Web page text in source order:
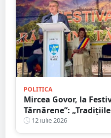
POLITICA
Mircea Govor, la
Tărnărene”:
merită păstrate,
departe”
12 iulie 2026